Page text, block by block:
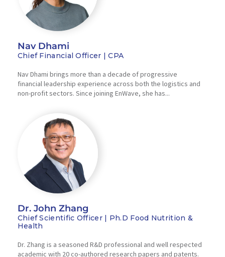
Nav Dhami
Chief Financial Officer | CPA
Nav Dhami brings more than a decade of progressive
financial leadership experience across both the logistics and
non-profit sectors. Since joining EnWave, she has...
Dr. John Zhang
Chief Scientific Officer | Ph.D Food Nutrition &
Health
Dr. Zhang is a seasoned R&D professional and well respected
academic with 20 co-authored research papers and patents.